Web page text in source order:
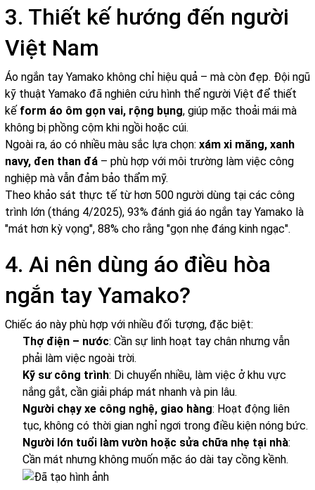
3. Thiết kế hướng đến người
Việt Nam
Áo ngắn tay Yamako không chỉ hiệu quả – mà còn đẹp. Đội ngũ
kỹ thuật Yamako đã nghiên cứu hình thể người Việt để thiết
kế form áo ôm gọn vai, rộng bụng, giúp mặc thoải mái mà
không bị phồng cộm khi ngồi hoặc cúi.
Ngoài ra, áo có nhiều màu sắc lựa chọn: xám xi măng, xanh
navy, đen than đá – phù hợp với môi trường làm việc công
nghiệp mà vẫn đảm bảo thẩm mỹ.
Theo khảo sát thực tế từ hơn 500 người dùng tại các công
trình lớn (tháng 4/2025), 93% đánh giá áo ngắn tay Yamako là
"mát hơn kỳ vọng", 88% cho rằng "gọn nhẹ đáng kinh ngạc".
4. Ai nên dùng áo điều hòa
ngắn tay Yamako?
Chiếc áo này phù hợp với nhiều đối tượng, đặc biệt:
Thợ điện – nước: Cần sự linh hoạt tay chân nhưng vẫn
phải làm việc ngoài trời.
Kỹ sư công trình: Di chuyển nhiều, làm việc ở khu vực
nắng gắt, cần giải pháp mát nhanh và pin lâu.
Người chạy xe công nghệ, giao hàng: Hoạt động liên
tục, không có thời gian nghỉ ngơi trong điều kiện nóng bức.
Người lớn tuổi làm vườn hoặc sửa chữa nhẹ tại nhà:
Cần mát nhưng không muốn mặc áo dài tay cồng kềnh.